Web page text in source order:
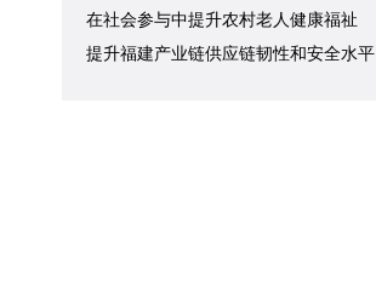
在社会参与中提升农村老人健康福祉
提升福建产业链供应链韧性和安全水平